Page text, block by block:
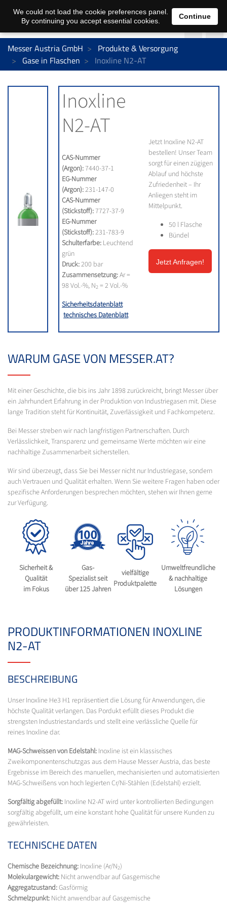
Messer Austria GmbH
Produkte & Versorgung
Gase in Flaschen
Inoxline N2-AT
Inoxline
N2-AT
CAS-Nummer
(Argon):7440-37-1
EG-Nummer
(Argon):231-147-0
CAS-Nummer
(Stickstoff):7727-37-9
EG-Nummer
(Stickstoff):231-783-9
Schulterfarbe: Leuchtend
grün
Druck:200 bar
Zusammensetzung:Ar =
98 Vol.-%, N2 = 2 Vol.-%
Sicherheitsdatenblatt
technisches Datenblatt
Jetzt Inoxline N2-AT
bestellen! Unser Team
sorgt für einen zügigen
Ablauf und höchste
Zufriedenheit – Ihr
Anliegen steht im
Mittelpunkt.
50 l Flasche
Bündel
Jetzt Anfragen!
WARUM GASE VON MESSER.AT?
Mit einer Geschichte, die bis ins Jahr 1898 zurückreicht, bringt Messer über
ein Jahrhundert Erfahrung in der Produktion von Industriegasen mit. Diese
lange Tradition steht für Kontinuität, Zuverlässigkeit und Fachkompetenz.
Bei Messer streben wir nach langfristigen Partnerschaften. Durch
Verlässlichkeit, Transparenz und gemeinsame Werte möchten wir eine
nachhaltige Zusammenarbeit sicherstellen.
Wir sind überzeugt, dass Sie bei Messer nicht nur Industriegase, sondern
auch Vertrauen und Qualität erhalten. Wenn Sie weitere Fragen haben oder
spezifische Anforderungen besprechen möchten, stehen wir Ihnen gerne
zur Verfügung.
Sicherheit &
Qualität
im Fokus
Gas-
Spezialist seit
über 125 Jahren
vielfältige
Produktpalette
Umweltfreundliche
& nachhaltige
Lösungen
PRODUKTINFORMATIONEN INOXLINE
N2-AT
BESCHREIBUNG
Unser Inoxline He3 H1 repräsentiert die Lösung für Anwendungen, die
höchste Qualität verlangen. Das Pordukt erfüllt dieses Produkt die
strengsten Industriestandards und stellt eine verlässliche Quelle für
reines Inoxline dar.
MAG-Schweissen von Edelstahl: Inoxline ist ein klassisches
Zweikomponentenschutzgas aus dem Hause Messer Austria, das beste
Ergebnisse im Bereich des manuellen, mechanisierten und automatisierten
MAG-Schweißens von hoch legierten Cr/Ni-Stählen (Edelstahl) erzielt.
Sorgfältig abgefüllt: Inoxline N2-AT wird unter kontrollierten Bedingungen
sorgfältig abgefüllt, um eine konstant hohe Qualität für unsere Kunden zu
gewährleisten.
TECHNISCHE DATEN
Chemische Bezeichnung: Inoxline (Ar/N2)
Molekulargewicht: Nicht anwendbar auf Gasgemische
Aggregatzustand:Gasförmig
Schmelzpunkt: Nicht anwendbar auf Gasgemische
We could not load the cookie preferences panel.
By continuing you accept essential cookies.
Continue